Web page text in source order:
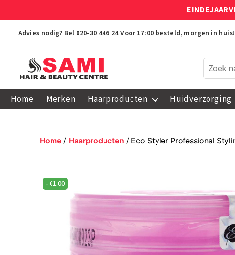
Advies nodig? Bel 020-30 446 24 Voor 17:00 besteld, morgen in huis!
Hair
Centre
Home Merken Haarproducten Huidverzorging
Home/ Haarproducten / Eco Styler Professional
- €1.00